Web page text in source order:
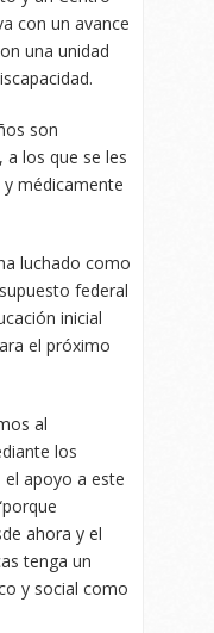
con un avance
una unidad
son
a los que se les
médicamente
luchado como
federal
inicial
el próximo
al
los
apoyo a este
ahora y el
tenga un
y social como